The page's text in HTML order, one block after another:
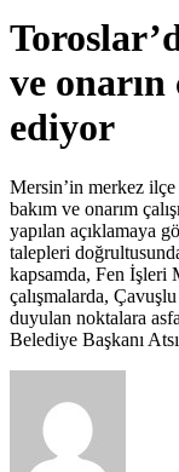
ve onarın
ediyor
Mersin’in merkez
bakım ve onarım
yapılan açıklamaya
talepleri
kapsamda, Fen İşleri
çalışmalarda,
duyulan noktalara
Belediye Başkanı